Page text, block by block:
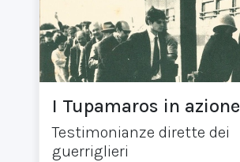
I Tupamaros in azione
Testimonianze dirette dei
guerriglieri